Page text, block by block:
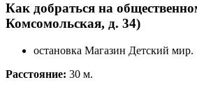
Как добраться на
Комсомольская, д. 34)
остановка Магазин Детский мир.
Расстояние: 30 м.